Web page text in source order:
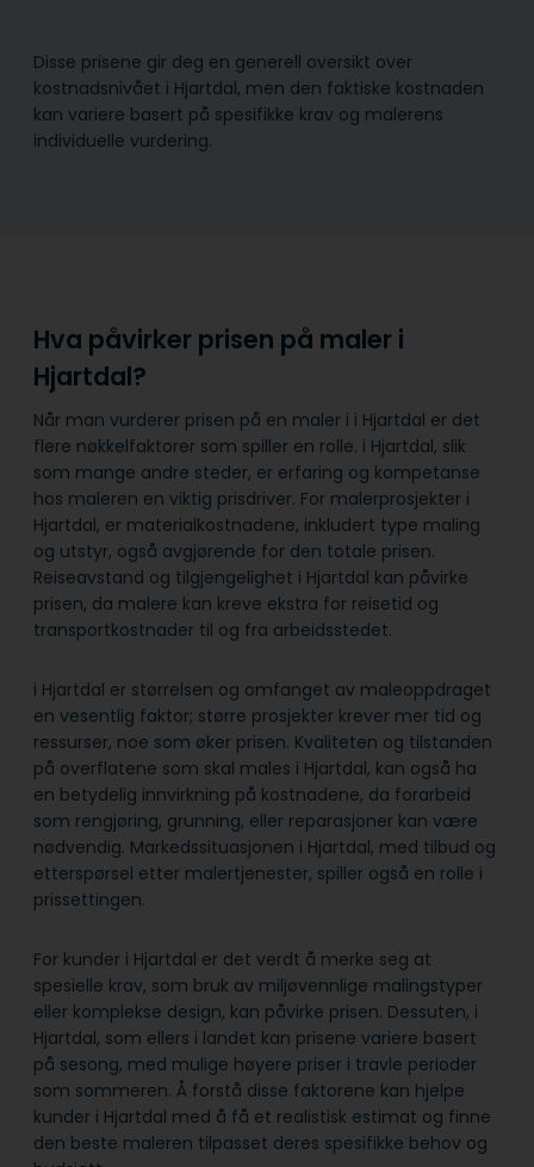
Disse prisene gir deg en generell oversikt over
kostnadsnivået i Hjartdal, men den faktiske kostnaden
kan variere basert på spesifikke krav og malerens
individuelle vurdering.
Hva påvirker prisen på maler i
Hjartdal?
Når man vurderer prisen på en maler i i Hjartdal er det
flere nøkkelfaktorer som spiller en rolle. i Hjartdal, slik
som mange andre steder, er erfaring og kompetanse
hos maleren en viktig prisdriver. For malerprosjekter i
Hjartdal, er materialkostnadene, inkludert type maling
og utstyr, også avgjørende for den totale prisen.
Reiseavstand og tilgjengelighet i Hjartdal kan påvirke
prisen, da malere kan kreve ekstra for reisetid og
transportkostnader til og fra arbeidsstedet.
i Hjartdal er størrelsen og omfanget av maleoppdraget
en vesentlig faktor; større prosjekter krever mer tid og
ressurser, noe som øker prisen. Kvaliteten og tilstanden
på overflatene som skal males i Hjartdal, kan også ha
en betydelig innvirkning på kostnadene, da forarbeid
som rengjøring, grunning, eller reparasjoner kan være
nødvendig. Markedssituasjonen i Hjartdal, med tilbud og
etterspørsel etter malertjenester, spiller også en rolle i
prissettingen.
For kunder i Hjartdal er det verdt å merke seg at
spesielle krav, som bruk av miljøvennlige malingstyper
eller komplekse design, kan påvirke prisen. Dessuten, i
Hjartdal, som ellers i landet kan prisene variere basert
på sesong, med mulige høyere priser i travle perioder
som sommeren. Å forstå disse faktorene kan hjelpe
kunder i Hjartdal med å få et realistisk estimat og finne
den beste maleren tilpasset deres spesifikke behov og